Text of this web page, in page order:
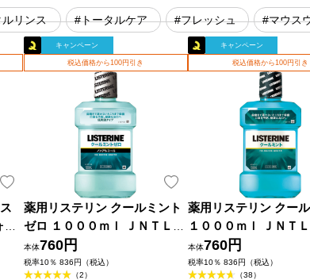
リンス #トータルケア #フレッシュ #マウス
キャンペーン
税込価格から100円引き
薬用リステリン クールミント
ゼロ １０００ｍｌ ＪＮＴＬコ
ンシューマーヘルス (医薬部外
品)
本体760円
税率10％ 836円（税込）
（2）
キャンペーン
税込価格から100円引き
薬用リステリン クー
１０００ｍｌ ＪＮＴＬ
ューマーヘルス (医薬
本体760円
税率10％ 836円（税込）
（38）